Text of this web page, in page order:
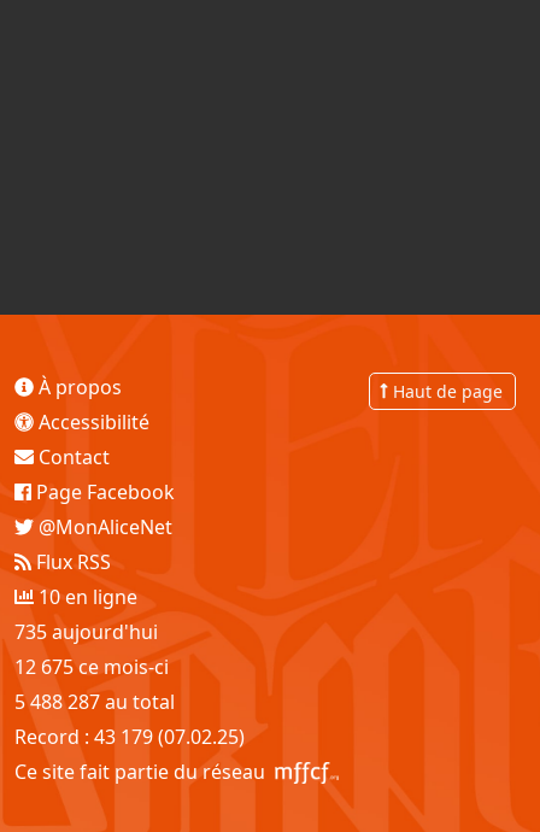
Haut de page
À propos
Accessibilité
Contact
Page Facebook
@MonAliceNet
Flux RSS
10 en ligne
735 aujourd'hui
12 675 ce mois-ci
5 488 287 au total
Record : 43 179 (07.02.25)
Ce site fait partie du réseau